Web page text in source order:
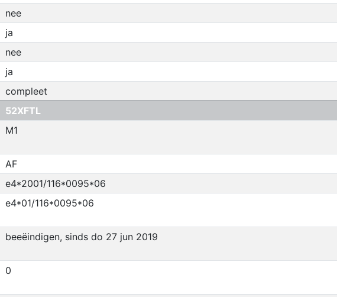
nee
ja
nee
ja
compleet
52XFTL
M1
AF
e4*2001/116*0095*06
e4*01/116*0095*06
beeëindigen, sinds do 27 jun 2019
0